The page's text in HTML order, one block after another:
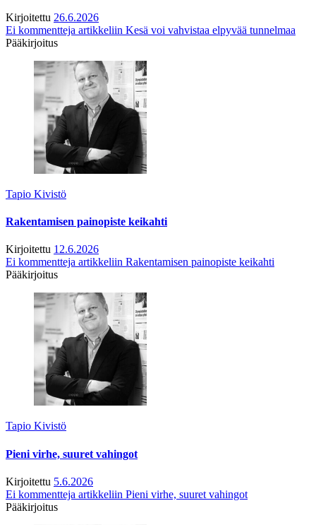
Kirjoitettu 26.6.2026
Ei kommentteja artikkeliin Kesä voi vahvistaa elpyvää tunnelmaa
Pääkirjoitus
Tapio Kivistö
Rakentamisen painopiste keikahti
Kirjoitettu 12.6.2026
Ei kommentteja artikkeliin Rakentamisen painopiste keikahti
Pääkirjoitus
Tapio Kivistö
Pieni virhe, suuret vahingot
Kirjoitettu 5.6.2026
Ei kommentteja artikkeliin Pieni virhe, suuret vahingot
Pääkirjoitus